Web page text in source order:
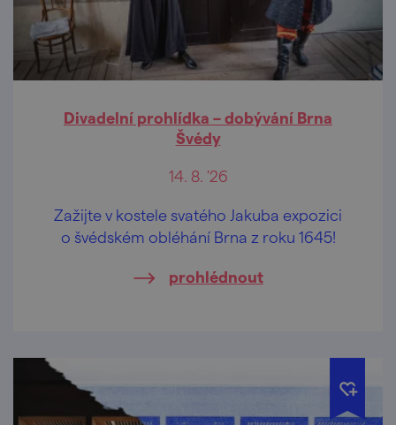
Divadelní prohlídka – dobývání Brna
Švédy
14. 8. '26
Zažijte v kostele svatého Jakuba expozici
o švédském obléhání Brna z roku 1645!
prohlédnout